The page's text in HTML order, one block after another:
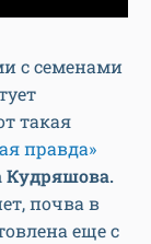
с семенами
такая
правда»
Кудряшова.
почва в
еще с